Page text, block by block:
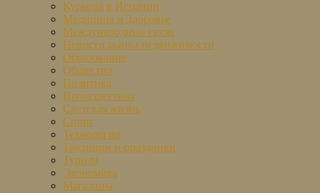
Курьезы в Испании
Медицина и Здоровье
Международные связи
Новости рынка недвижимости
Образование
Общество
Политика
Происшествия
Светская жизнь
Спорт
Технология
Традиции и праздники
Туризм
Экономика
Магазины